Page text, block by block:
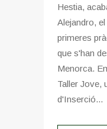
Hestia,
Alejandro,
primeres
que s'han
Menorca.
Taller Jove,
d'Inserció...